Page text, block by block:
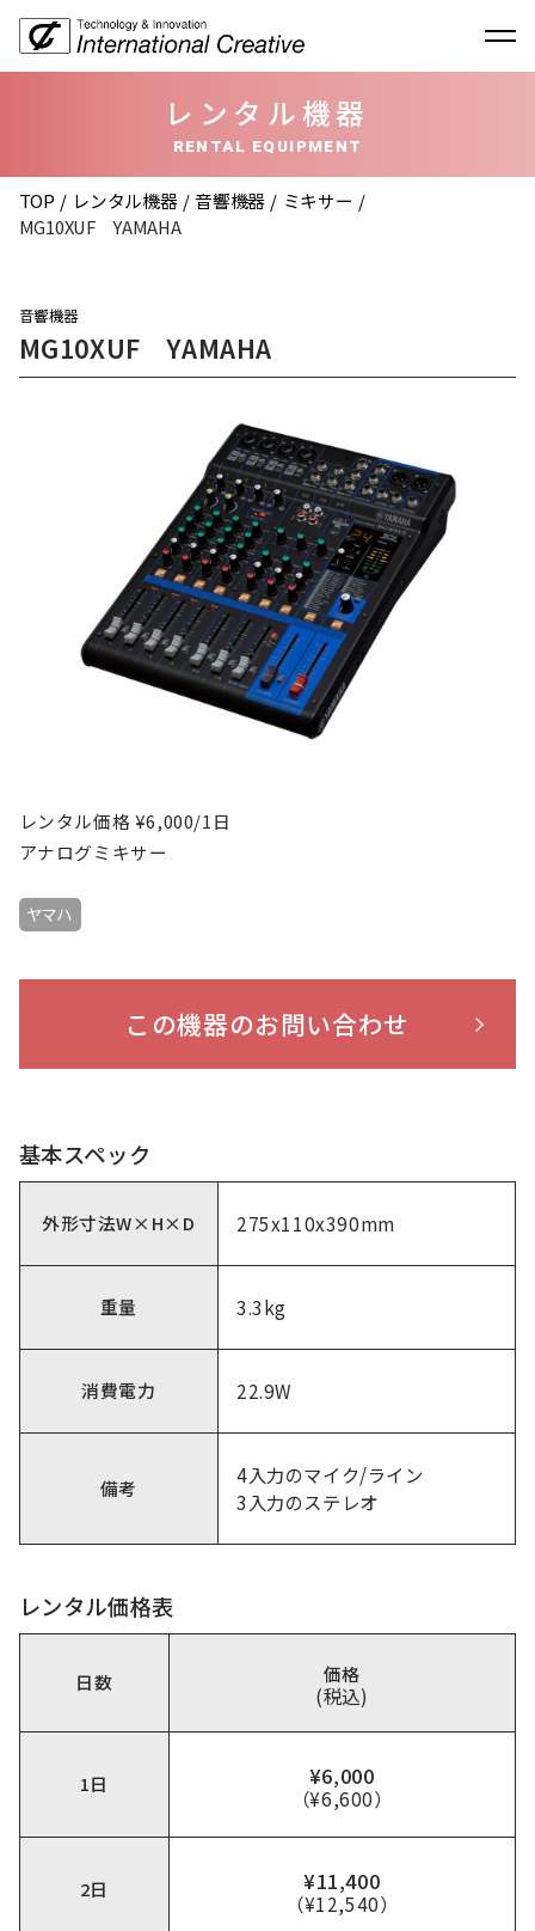
レンタル機器
RENTAL EQUIPMENT
TOP レンタル機器 音響機器
ミキサー
MG10XUF YAMAHA
音響機器
MG10XUF YAMAHA
レンタル価格 ¥6,000/1日
アナログミキサー
ヤマハ
この機器のお問い合わせ
基本スペック
外形寸法W×H×D 275x110x390mm
重量 3.3kg
消費電力 22.9W
備考
4入力のマイク/ライン
3入力のステレオ
レンタル価格表
日数 価格
(税込)
1日 ¥6,000
（¥6,600）
2日 ¥11,400
（¥12,540）